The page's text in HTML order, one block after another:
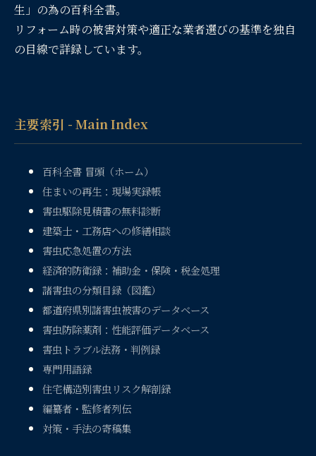
生」の為の百科全書。
リフォーム時の被害対策や適正な業者選びの基準を独自
の目線で詳録しています。
主要索引 - Main Index
百科全書 冒頭（ホーム）
住まいの再生：現場実録帳
害虫駆除見積書の無料診断
建築士・工務店への修繕相談
害虫応急処置の方法
経済的防衛録：補助金・保険・税金処理
諸害虫の分類目録（図鑑）
都道府県別諸害虫被害のデータベース
害虫防除薬剤：性能評価データベース
害虫トラブル法務・判例録
専門用語録
住宅構造別害虫リスク解剖録
編纂者・監修者列伝
対策・手法の寄稿集